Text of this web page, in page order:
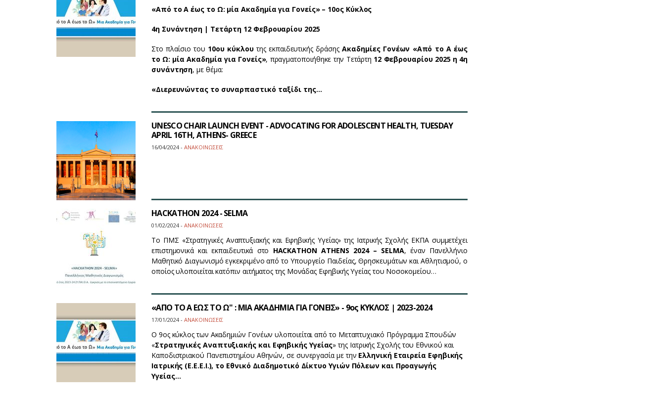
«Από το Α έως το Ω: μία Ακαδημία για Γονείς» – 10ος Κύκλος
4η Συνάντηση | Τετάρτη 12 Φεβρουαρίου 2025
Στο πλαίσιο του 10ου κύκλουτης εκπαιδευτικής δράσηςΑκαδημίες Γονέων «Από το Α έως
το Ω: μία Ακαδημία για Γονείς», πραγματοποιήθηκε την Τετάρτη 12 Φεβρουαρίου 2025 η 4η
συνάντηση, με θέμα:
«Διερευνώντας το συναρπαστικό ταξίδι της…
UNESCO CHAIR LAUNCH EVENT - ADVOCATING FOR ADOLESCENT HEALTH, TUESDAY
APRIL 16TH, ATHENS- GREECE
16/04/2024 - ΑΝΑΚΟΙΝΩΣΕΙΣ
HACKATHON 2024 - SELMA
01/02/2024 - ΑΝΑΚΟΙΝΩΣΕΙΣ
Το ΠΜΣ «Στρατηγικές Αναπτυξιακής και Εφηβικής Υγείας» της Ιατρικής Σχολής ΕΚΠΑ συμμετέχει
επιστημονικά και εκπαιδευτικά στο HACKATHON ATHENS 2024 – SELMA, έναν Πανελλήνιο
Μαθητικό Διαγωνισμό εγκεκριμένο από το Υπουργείο Παιδείας, Θρησκευμάτων και Αθλητισμού, ο
οποίος υλοποιείται κατόπιν αιτήματος της Μονάδας Εφηβικής Υγείας του Νοσοκομείου…
«ΑΠΟ ΤΟ Α ΕΩΣ ΤΟ Ω" : ΜΙΑ ΑΚΑΔΗΜΙΑ ΓΙΑ ΓΟΝΕΙΣ» - 9ος ΚΥΚΛΟΣ | 2023-2024
17/01/2024 - ΑΝΑΚΟΙΝΩΣΕΙΣ
Ο 9ος κύκλος των Ακαδημιών Γονέων υλοποιείται από το Μεταπτυχιακό Πρόγραμμα Σπουδών
«Στρατηγικές Αναπτυξιακής και Εφηβικής Υγείας» της Ιατρικής Σχολής του Εθνικού και
Καποδιστριακού Πανεπιστημίου Αθηνών, σε συνεργασία με την Ελληνική Εταιρεία Εφηβικής
Ιατρικής (Ε.Ε.Ε.Ι.), το Εθνικό Διαδημοτικό Δίκτυο Υγιών Πόλεων και Προαγωγής
Υγείας…